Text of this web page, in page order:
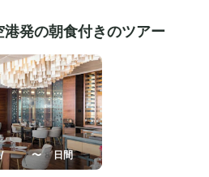
発の朝食付きのツアー
/ 7〜8日間